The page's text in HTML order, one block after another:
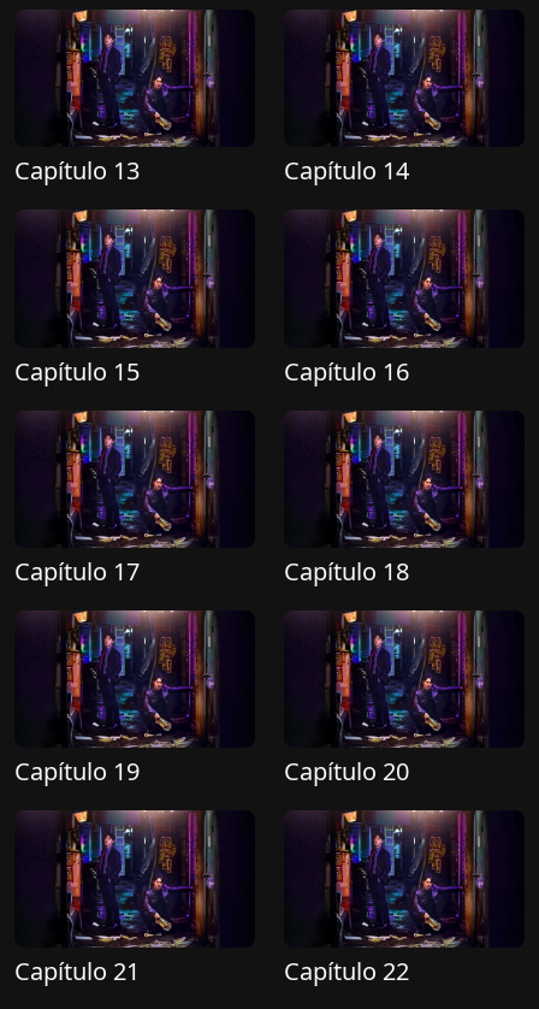
Capítulo 13 Capítulo 14
Capítulo 15 Capítulo 16
Capítulo 17 Capítulo 18
Capítulo 19 Capítulo 20
Capítulo 21 Capítulo 22